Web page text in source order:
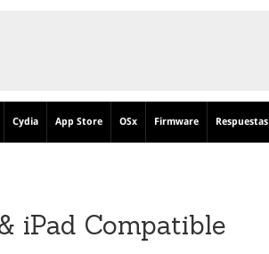
Cydia App Store OSx Firmware Respuestas
iPad Compatible